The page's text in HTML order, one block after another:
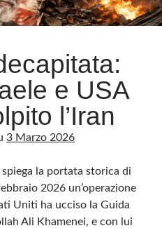
e USA
l’Iran
3 Marzo 2026
spiega la portata storica di
2026 un’operazione
Uniti ha ucciso la Guida
Ali Khamenei, e con lui